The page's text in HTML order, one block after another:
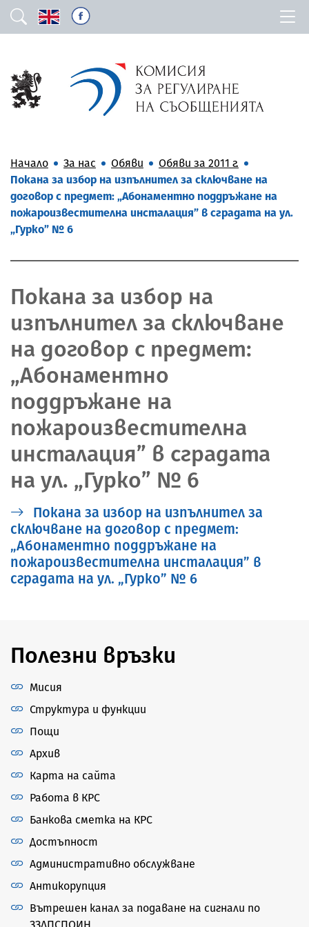
Начало За нас Обяви
Обяви за 2011 г.
Покана за избор на изпълнител за сключване на
договор с предмет: „Абонаментно поддръжане на
пожароизвестителна инсталация” в сградата на ул.
„Гурко” № 6
Покана за избор на
изпълнител за сключване
на договор с предмет:
„Абонаментно
поддръжане на
пожароизвестителна
инсталация” в сградата
на ул. „Гурко” № 6
Покана за избор на изпълнител за
сключване на договор с предмет:
„Абонаментно поддръжане на
пожароизвестителна инсталация” в
сградата на ул. „Гурко” № 6
Полезни връзки
Мисия
Структура и функции
Пощи
Архив
Карта на сайта
Работа в КРС
Банкова сметка на КРС
Достъпност
Административно обслужване
Антикорупция
Вътрешен канал за подаване на сигнали по